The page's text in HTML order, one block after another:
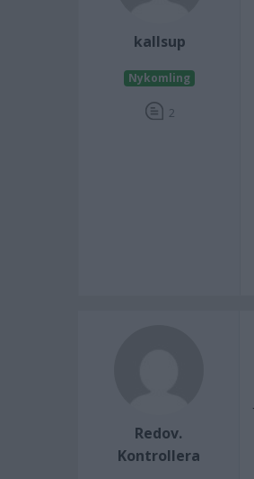
kallsup
Nykomling
2
Redov.
Kontrollera